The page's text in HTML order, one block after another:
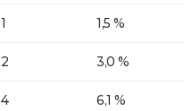
1 1,5 %
2 3,0 %
4 6,1 %